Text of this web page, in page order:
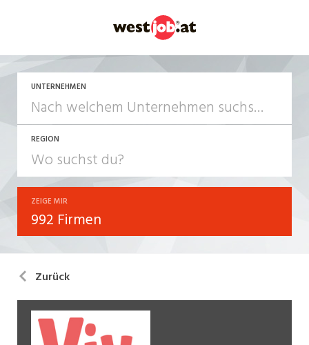
UNTERNEHMEN
REGION
ZEIGE MIR
992 Firmen
Zurück